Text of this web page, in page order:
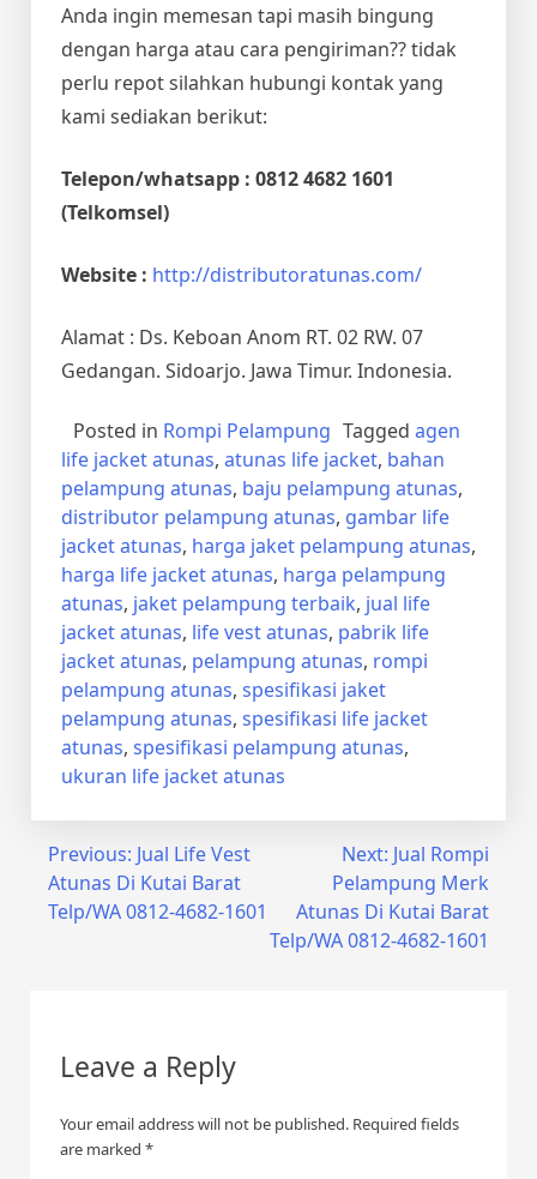
Anda ingin memesan tapi masih bingung
dengan harga atau cara pengiriman?? tidak
perlu repot silahkan hubungi kontak yang
kami sediakan berikut:
Telepon/whatsapp : 0812 4682 1601
(Telkomsel)
Website : http://distributoratunas.com/
Alamat : Ds. Keboan Anom RT. 02 RW. 07
Gedangan. Sidoarjo. Jawa Timur. Indonesia.
Posted in Rompi Pelampung Tagged agen
life jacket atunas, atunas life jacket, bahan
pelampung atunas, baju pelampung atunas,
distributor pelampung atunas, gambar life
jacket atunas, harga jaket pelampung atunas,
harga life jacket atunas, harga pelampung
atunas, jaket pelampung terbaik, jual life
jacket atunas, life vest atunas, pabrik life
jacket atunas, pelampung atunas, rompi
pelampung atunas, spesifikasi jaket
pelampung atunas, spesifikasi life jacket
atunas, spesifikasi pelampung atunas,
ukuran life jacket atunas
Post
navigation
Previous: Jual Life Vest
Atunas Di Kutai Barat
Telp/WA 0812-4682-1601
Next: Jual Rompi
Pelampung Merk
Atunas Di Kutai Barat
Telp/WA 0812-4682-1601
Leave a Reply
Your email address will not be published. Required fields
are marked *